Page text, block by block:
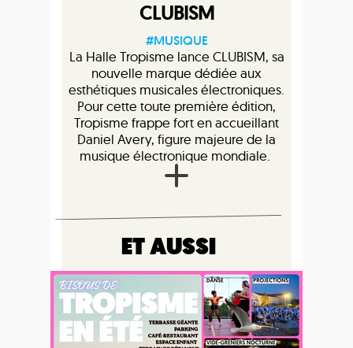
CLUBISM
#MUSIQUE
La Halle Tropisme lance CLUBISM, sa
nouvelle marque dédiée aux
esthétiques musicales électroniques.
Pour cette toute première édition,
Tropisme frappe fort en accueillant
Daniel Avery, figure majeure de la
musique électronique mondiale.
ET AUSSI